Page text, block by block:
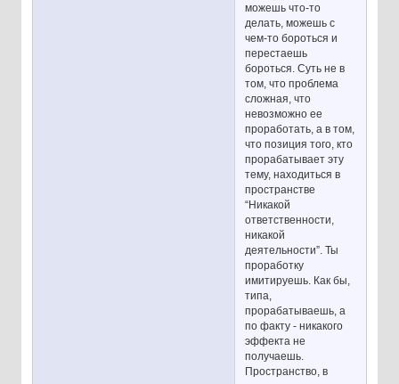
можешь что-то
делать, можешь с
чем-то бороться и
перестаешь
бороться. Суть не в
том, что проблема
сложная, что
невозможно ее
проработать, а в том,
что позиция того, кто
прорабатывает эту
тему, находиться в
пространстве
“Никакой
ответственности,
никакой
деятельности”. Ты
проработку
имитируешь. Как бы,
типа,
прорабатываешь, а
по факту - никакого
эффекта не
получаешь.
Пространство, в